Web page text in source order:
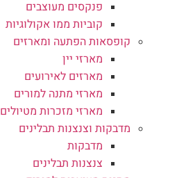
פנקסים מעוצבים
קוביות ממו אקולוגיות
קופסאות הפתעה ומארזים
מארזי יין
מארזים לאירועים
מארזי מתנה למורים
מארזי מזכרות מטיולים
מדבקות וצנצנות תבלינים
מדבקות
צנצנות תבלינים